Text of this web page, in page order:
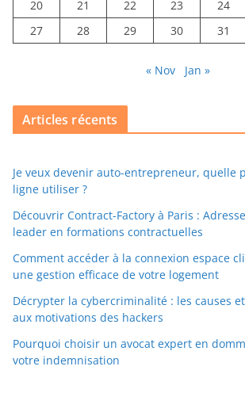
20
21 22 23 24
27
28 29 30 31
« Nov Jan »
Articles récents
Je veux devenir auto-entrepreneur, quelle
ligne utiliser ?
Découvrir Contract-Factory à Paris :
leader en formations contractuelles
Comment accéder à la connexion espace
une gestion efficace de votre logement
Décrypter la cybercriminalité : les causes
aux motivations des hackers
Pourquoi choisir un avocat expert en
votre indemnisation